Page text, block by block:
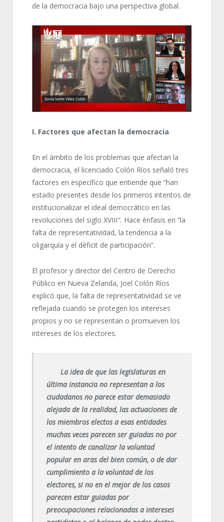
de la democracia bajo una perspectiva global.
I. Factores que afectan la democracia
En el ámbito de los problemas que afectan la
democracia, el licenciado Colón Ríos señaló tres
factores en específico que entiende que “han
estado presentes desde los primeros intentos de
institucionalizar el ideal democrático en las
revoluciones del siglo XVIII”. Hace énfasis en “la
falta de representatividad, la tendencia a la
oligarquía y el déficit de participación”.
El profesor y director del Centro de Derecho
Público en Nueva Zelanda, Joel Colón Ríos
explicó que, la falta de representatividad se ve
reflejada cuando se protegen los intereses
propios y no se representan o promueven los
intereses de los electores.
La idea de que las legislaturas en
última instancia no representan a los
ciudadanos no parece estar demasiado
alejada de la realidad, las actuaciones de
los miembros electos a esas entidades
muchas veces parecen ser guiadas no por
el intento de canalizar la voluntad
popular en aras del bien común, o de dar
cumplimiento a la voluntad de los
electores, si no en el mejor de los casos
parecen estar guiadas por
preocupaciones relacionadas a intereses